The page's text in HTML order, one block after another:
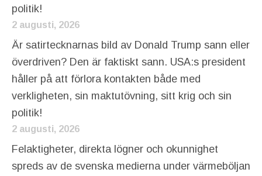
politik!
2 augusti, 2026
Är satirtecknarnas bild av Donald Trump sann eller
överdriven? Den är faktiskt sann. USA:s president
håller på att förlora kontakten både med
verkligheten, sin maktutövning, sitt krig och sin
politik!
2 augusti, 2026
Felaktigheter, direkta lögner och okunnighet
spreds av de svenska medierna under värmeböljan